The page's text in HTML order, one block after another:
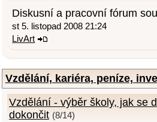
Diskusní a pracovní fórum
st 5. listopad 2008 21:24
LivArt
Vzdělání, kariéra, peníze,
Vzdělání - výběr školy, jak se
dokončit (8/14)